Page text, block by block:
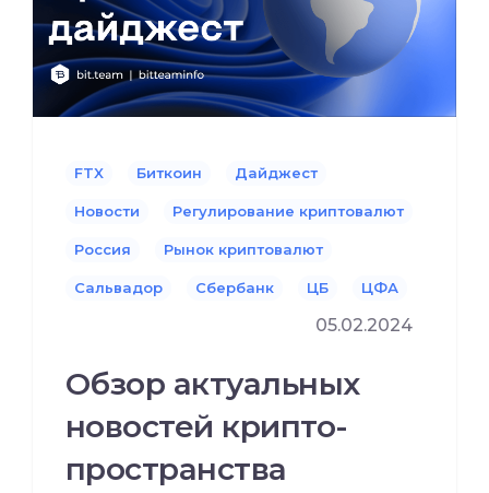
FTX Биткоин Дайджест
Новости Регулирование криптовалют
Россия Рынок криптовалют
Сальвадор Сбербанк ЦБ ЦФА
05.02.2024
Обзор актуальных
новостей крипто-
пространства